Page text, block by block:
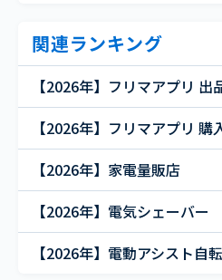
関連ランキング
【2026年】フリマアプリ 出
【2026年】フリマアプリ 購
【2026年】家電量販店
【2026年】電気シェーバー
【2026年】電動アシスト自